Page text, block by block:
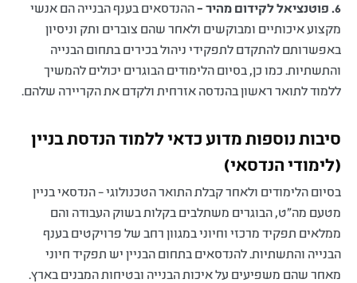
6. פוטנציאל לקידום מהיר –
ההנדסאים בענף הבנייה הם אנשי
מקצוע איכותיים ומבוקשים ולאחר שהם צוברים ותק וניסיון
באפשרותם להתקדם לתפקידי ניהול בכירים בתחום הבנייה
והתשתיות. כמו כן, בסיום הלימודים הבוגרים יכולים להמשיך
ללמוד לתואר ראשון בהנדסה אזרחית ולקדם את הקריירה שלהם.
סיבות נוספות מדוע כדאי ללמוד הנדסת בניין
(לימודי הנדסאי)
בסיום הלימודים ולאחר קבלת התואר הטכנולוגי – הנדסאי בניין
מטעם מה"ט, הבוגרים משתלבים בקלות בשוק העבודה והם
ממלאים תפקיד מרכזי וחיוני במגוון רחב של פרויקטים בענף
הבנייה והתשתיות. להנדסאים בתחום הבניין יש תפקיד חיוני
מאחר שהם משפיעים על איכות הבנייה ובטיחות המבנים בארץ.